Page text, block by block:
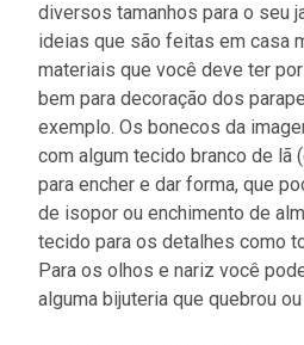
diversos tamanhos para o seu
ideias que são feitas em casa
materiais que você deve ter
bem para decoração dos
exemplo. Os bonecos da
com algum tecido branco de lã
para encher e dar forma, que
de isopor ou enchimento de
tecido para os detalhes como
Para os olhos e nariz você
alguma bijuteria que quebrou